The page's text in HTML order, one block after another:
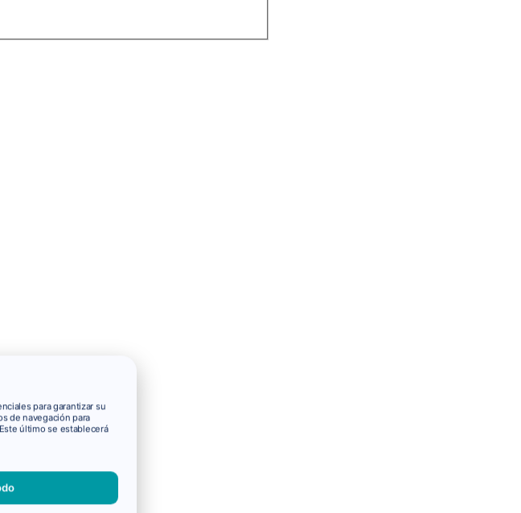
para garantizar su
de navegación para
último se establecerá